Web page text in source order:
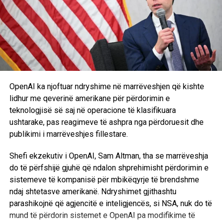
OpenAI ka njoftuar ndryshime në marrëveshjen që kishte
lidhur me qeverinë amerikane për përdorimin e
teknologjisë së saj në operacione të klasifikuara
ushtarake, pas reagimeve të ashpra nga përdoruesit dhe
publikimi i marrëveshjes fillestare.
Shefi ekzekutiv i OpenAI, Sam Altman, tha se marrëveshja
do të përfshijë gjuhë që ndalon shprehimisht përdorimin e
sistemeve të kompanisë për mbikëqyrje të brendshme
ndaj shtetasve amerikanë. Ndryshimet gjithashtu
parashikojnë që agjencitë e inteligjencës, si NSA, nuk do të
mund të përdorin sistemet e OpenAI pa modifikime të